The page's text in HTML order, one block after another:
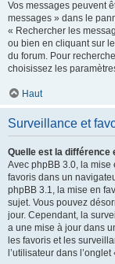
Vos messages peuvent
messages » dans le
« Rechercher les
ou bien en cliquant sur
du forum. Pour
choisissez les
Haut
Surveillance et
Quelle est la
Avec phpBB 3.0, la mise
favoris dans un
phpBB 3.1, la mise en
sujet. Vous pouvez
jour. Cependant, la
a une mise à jour dans
les favoris et les
l’utilisateur dans